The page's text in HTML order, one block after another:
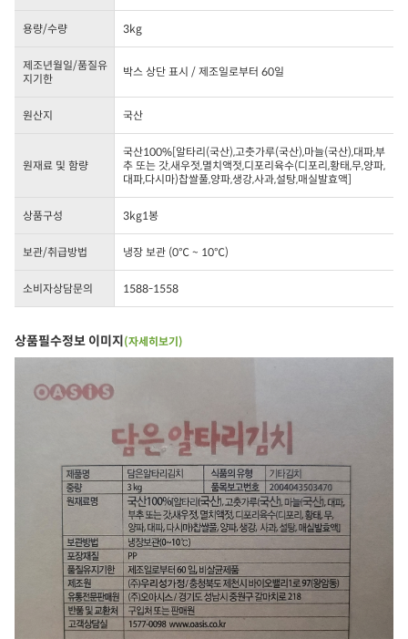
용량/수량 3kg
제조년월일/품질유
지기한
박스 상단 표시 / 제조일로부터 60일
원산지 국산
원재료 및 함량
국산100%[알타리(국산),고춧가루(국산),마늘(국산),대파,부
추 또는 갓,새우젓,멸치액젓,디포리육수(디포리,황태,무,양파,
대파,다시마)찹쌀풀,양파,생강,사과,설탕,매실발효액]
상품구성 3kg1봉
보관/취급방법 냉장 보관 (0℃ ~ 10℃)
소비자상담문의 1588-1558
상품필수정보 이미지 (자세히보기)